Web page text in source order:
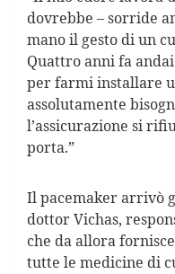
dovrebbe – sorride
mano il gesto di un
Quattro anni fa
per farmi installare
assolutamente
l’assicurazione si
porta.”
Il pacemaker arrivò
dottor Vichas,
che da allora
tutte le medicine di